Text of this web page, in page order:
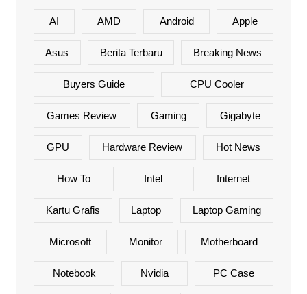
AI AMD Android Apple
Asus Berita Terbaru Breaking News
Buyers Guide CPU Cooler
Games Review Gaming Gigabyte
GPU Hardware Review Hot News
How To Intel Internet
Kartu Grafis Laptop Laptop Gaming
Microsoft Monitor Motherboard
Notebook Nvidia PC Case